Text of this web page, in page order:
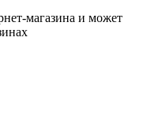
магазина и может